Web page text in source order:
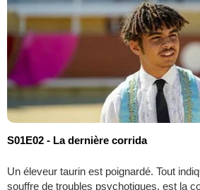
S01E02 - La dernière corrida
Un éleveur taurin est poignardé. Tout
souffre de troubles psychotiques, est la